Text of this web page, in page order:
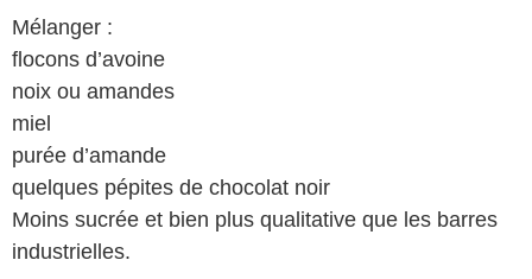
Mélanger :
flocons d’avoine
noix ou amandes
miel
purée d’amande
quelques pépites de chocolat noir
Moins sucrée et bien plus qualitative que les barres
industrielles.